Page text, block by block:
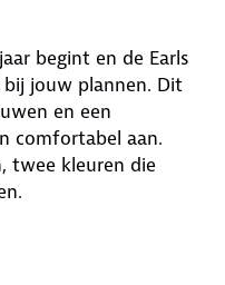
begint en de Earls
jouw plannen. Dit
en een
comfortabel aan.
twee kleuren die
materiaal voert